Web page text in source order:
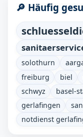
🔎 Häufig
solothurn
freiburg
biel
schwyz
basel-
gerlafingen
notdienst